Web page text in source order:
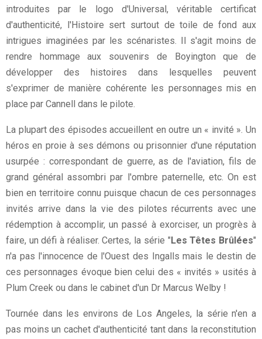
introduites par le logo d'Universal, véritable certificat
d'authenticité, l'Histoire sert surtout de toile de fond aux
intrigues imaginées par les scénaristes. Il s'agit moins de
rendre hommage aux souvenirs de Boyington que de
développer des histoires dans lesquelles peuvent
s'exprimer de manière cohérente les personnages mis en
place par Cannell dans le pilote.
La plupart des épisodes accueillent en outre un « invité ». Un
héros en proie à ses démons ou prisonnier d'une réputation
usurpée : correspondant de guerre, as de l'aviation, fils de
grand général assombri par l'ombre paternelle, etc. On est
bien en territoire connu puisque chacun de ces personnages
invités arrive dans la vie des pilotes récurrents avec une
rédemption à accomplir, un passé à exorciser, un progrès à
faire, un défi à réaliser. Certes, la série " Les Têtes Brûlées"
n'a pas l'innocence de l'Ouest des Ingalls mais le destin de
ces personnages évoque bien celui des « invités » usités à
Plum Creek ou dans le cabinet d'un Dr Marcus Welby !
Tournée dans les environs de Los Angeles, la série n'en a
pas moins un cachet d'authenticité tant dans la reconstitution